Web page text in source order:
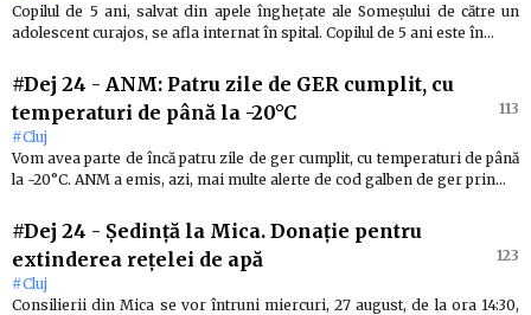
Copilul de 5 ani, salvat din apele înghețate ale Someșului de către un
adolescent curajos, se afla internat în spital. Copilul de 5 ani este în…
#Dej 24 - ANM: Patru zile de GER cumplit, cu
temperaturi de până la -20°C
113
#Cluj
Vom avea parte de încă patru zile de ger cumplit, cu temperaturi de până
la -20°C. ANM a emis, azi, mai multe alerte de cod galben de ger prin…
#Dej 24 - Ședință la Mica. Donație pentru
extinderea rețelei de apă
123
#Cluj
Consilierii din Mica se vor întruni miercuri, 27 august, de la ora 14:30,